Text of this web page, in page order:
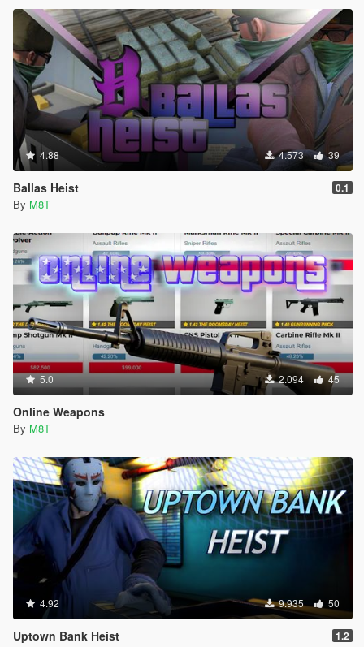
4.88 4.573 39
Ballas Heist 0.1
By M8T
5.0 2.094 45
Online Weapons
By M8T
4.92 9.935 50
Uptown Bank Heist 1.2